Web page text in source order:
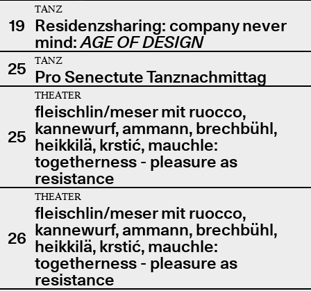
19
TANZ
Residenzsharing: company never
mind:AGE OF DESIGN
25
TANZ
Pro Senectute Tanznachmittag
25
THEATER
fleischlin/meser mit ruocco,
kannewurf, ammann, brechbühl,
heikkilä, krstić, mauchle:
togetherness - pleasure as
resistance
26
THEATER
fleischlin/meser mit ruocco,
kannewurf, ammann, brechbühl,
heikkilä, krstić, mauchle:
togetherness - pleasure as
resistance